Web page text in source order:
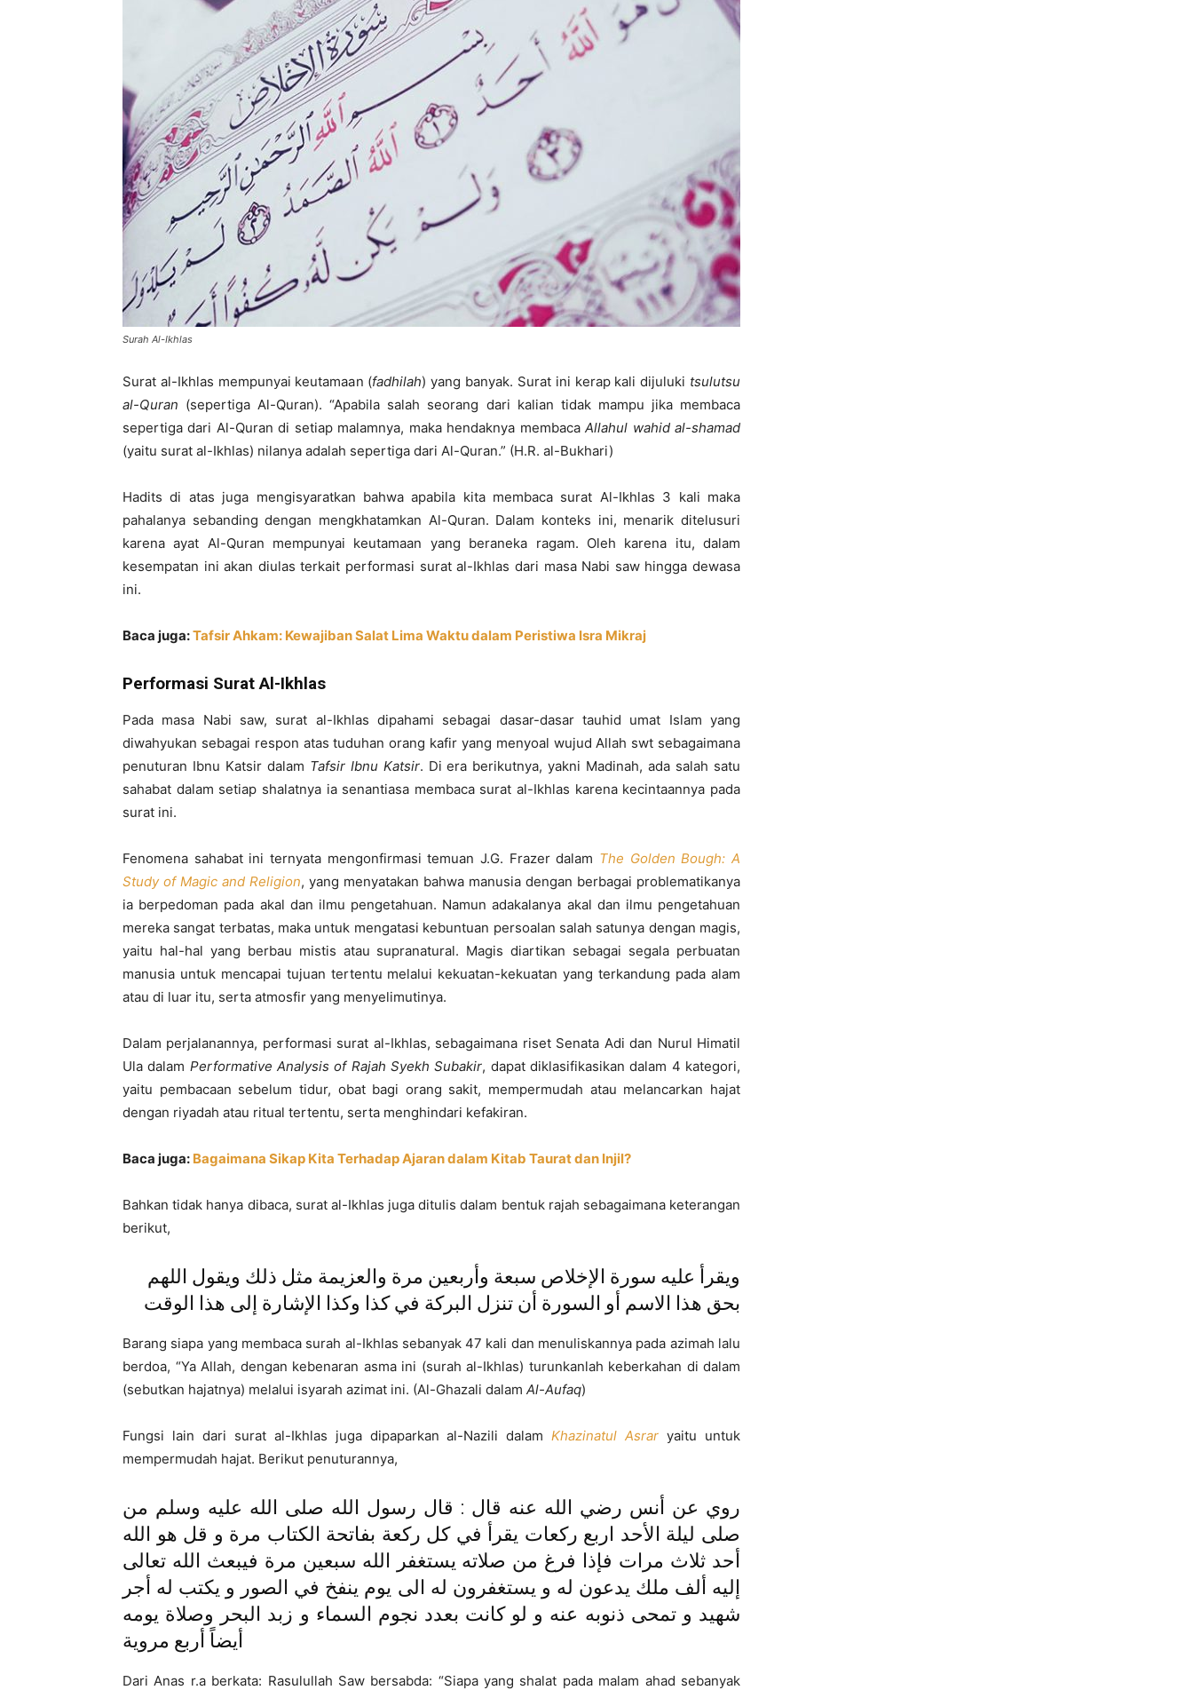
di
Indonesia
Surah Al-Ikhlas
Surat al-Ikhlas mempunyai keutamaan (fadhilah) yang banyak. Surat ini kerap kali dijuluki tsulutsu
al-Quran (sepertiga Al-Quran). “Apabila salah seorang dari kalian tidak mampu jika membaca
sepertiga dari Al-Quran di setiap malamnya, maka hendaknya membacaAllahul wahid al-shamad
(yaitu surat al-Ikhlas) nilanya adalah sepertiga dari Al-Quran.” (H.R. al-Bukhari)
Hadits di atas juga mengisyaratkan bahwa apabila kita membaca surat Al-Ikhlas 3 kali maka
pahalanya sebanding dengan mengkhatamkan Al-Quran. Dalam konteks ini, menarik ditelusuri
karena ayat Al-Quran mempunyai keutamaan yang beraneka ragam. Oleh karena itu, dalam
kesempatan ini akan diulas terkait performasi surat al-Ikhlas dari masa Nabi saw hingga dewasa
ini.
Baca juga:Tafsir Ahkam: Kewajiban Salat Lima Waktu dalam Peristiwa Isra Mikraj
Performasi Surat Al-Ikhlas
Pada masa Nabi saw, surat al-Ikhlas dipahami sebagai dasar-dasar tauhid umat Islam yang
diwahyukan sebagai respon atas tuduhan orang kafir yang menyoal wujud Allah swt sebagaimana
penuturan Ibnu Katsir dalam Tafsir Ibnu Katsir. Di era berikutnya, yakni Madinah, ada salah satu
sahabat dalam setiap shalatnya ia senantiasa membaca surat al-Ikhlas karena kecintaannya pada
surat ini.
Fenomena sahabat ini ternyata mengonfirmasi temuan J.G. Frazer dalam The Golden Bough: A
Study of Magic and Religion, yang menyatakan bahwa manusia dengan berbagai problematikanya
ia berpedoman pada akal dan ilmu pengetahuan. Namun adakalanya akal dan ilmu pengetahuan
mereka sangat terbatas, maka untuk mengatasi kebuntuan persoalan salah satunya dengan magis,
yaitu hal-hal yang berbau mistis atau supranatural. Magis diartikan sebagai segala perbuatan
manusia untuk mencapai tujuan tertentu melalui kekuatan-kekuatan yang terkandung pada alam
atau di luar itu, serta atmosfir yang menyelimutinya.
Dalam perjalanannya, performasi surat al-Ikhlas, sebagaimana riset Senata Adi dan Nurul Himatil
Ula dalam Performative Analysis of Rajah Syekh Subakir, dapat diklasifikasikan dalam 4 kategori,
yaitu pembacaan sebelum tidur, obat bagi orang sakit, mempermudah atau melancarkan hajat
dengan riyadah atau ritual tertentu, serta menghindari kefakiran.
Baca juga: Bagaimana Sikap Kita Terhadap Ajaran dalam Kitab Taurat dan Injil?
Bahkan tidak hanya dibaca, surat al-Ikhlas juga ditulis dalam bentuk rajah sebagaimana keterangan
berikut,
ويقرأ عليه سورة الإخلاص سبعة وأربعين مرة والعزيمة مثل ذلك ويقول اللهم
بحق هذا الاسم أو السورة أن تنزل البركة في كذا وكذا الإشارة إلى هذا الوقت
Barang siapa yang membaca surah al-Ikhlas sebanyak 47 kali dan menuliskannya pada azimah lalu
berdoa, “Ya Allah, dengan kebenaran asma ini (surah al-Ikhlas) turunkanlah keberkahan di dalam
(sebutkan hajatnya) melalui isyarah azimat ini. (Al-Ghazali dalam Al-Aufaq)
Fungsi lain dari surat al-Ikhlas juga dipaparkan al-Nazili dalamKhazinatul Asrar yaitu untuk
mempermudah hajat. Berikut penuturannya,
روي عن أنس رضي الله عنه قال : قال رسول الله صلى الله عليه وسلم من
صلى ليلة الأحد اربع ركعات يقرأ في كل ركعة بفاتحة الكتاب مرة و قل هو الله
أحد ثلاث مرات فإذا فرغ من صلاته يستغفر الله سبعين مرة فيبعث الله تعالى
إليه ألف ملك يدعون له و يستغفرون له الى يوم ينفخ في الصور و يكتب له أجر
شهيد و تمحى ذنوبه عنه و لو كانت بعدد نجوم السماء و زبد البحر وصلاة يومه
أيضاً أربع مروية
Dari Anas r.a berkata: Rasulullah Saw bersabda: “Siapa yang shalat pada malam ahad sebanyak